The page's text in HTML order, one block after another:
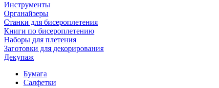
Инструменты
Органайзеры
Станки для бисероплетения
Книги по бисероплетению
Наборы для плетения
Заготовки для декорирования
Декупаж
Бумага
Салфетки